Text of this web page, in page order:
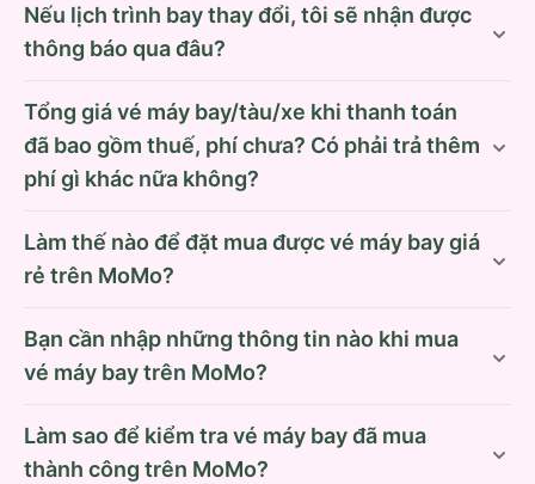
Nếu lịch trình bay thay đổi, tôi sẽ nhận được
thông báo qua đâu?
Tổng giá vé máy bay/tàu/xe khi thanh toán
đã bao gồm thuế, phí chưa? Có phải trả thêm
phí gì khác nữa không?
Làm thế nào để đặt mua được vé máy bay giá
rẻ trên MoMo?
Bạn cần nhập những thông tin nào khi mua
vé máy bay trên MoMo?
Làm sao để kiểm tra vé máy bay đã mua
thành công trên MoMo?